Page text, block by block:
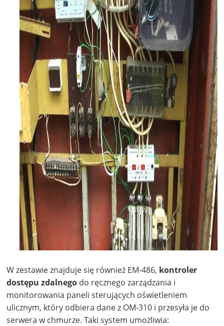
W zestawie znajduje się również EM-486, kontroler
dostępu zdalnego do ręcznego zarządzania i
monitorowania paneli sterujących oświetleniem
ulicznym, który odbiera dane z OM-310 i przesyła je do
serwera w chmurze. Taki system umożliwia: